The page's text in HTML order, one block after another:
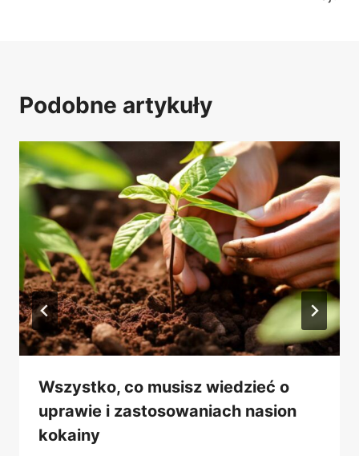
Podobne artykuły
Wszystko, co musisz wiedzieć o
uprawie i zastosowaniach nasion
kokainy